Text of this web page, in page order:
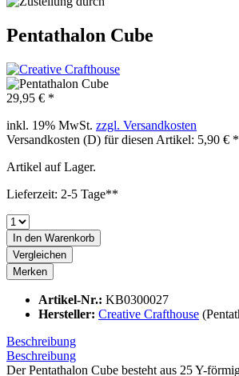
Pentathalon Cube
29,95 € *
inkl. 19% MwSt. zzgl. Versandkosten
Versandkosten (D) für diesen Artikel: 5,90 € *
Artikel auf Lager.
Lieferzeit: 2-5 Tage**
In den Warenkorb
Vergleichen
Merken
Artikel-Nr.: KB0300027
Hersteller: Creative Crafthouse
Beschreibung
Beschreibung
Der Pentathalon Cube besteht aus 25 Y-